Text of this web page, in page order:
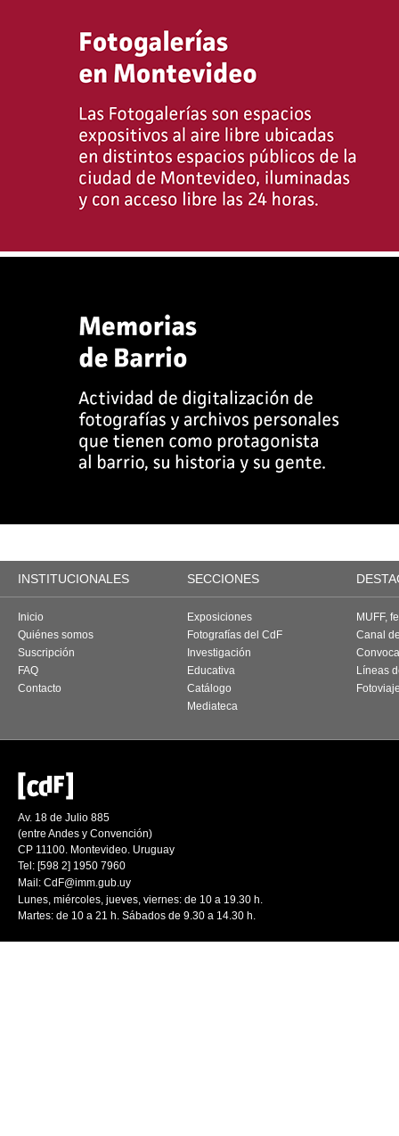
INSTITUCIONALES SECCIONES
Inicio
Quiénes somos
Suscripción
FAQ
Contacto
Exposiciones
Fotografías del CdF
Investigación
Educativa
Catálogo
Mediateca
MUFF,
Canal
Líneas
Av. 18 de Julio 885
(entre Andes y Convención)
CP 11100. Montevideo. Uruguay
Tel: [598 2] 1950 7960
Mail: CdF@imm.gub.uy
Lunes, miércoles, jueves, viernes: de 10 a 19.30 h.
Martes: de 10 a 21 h. Sábados de 9.30 a 14.30 h.